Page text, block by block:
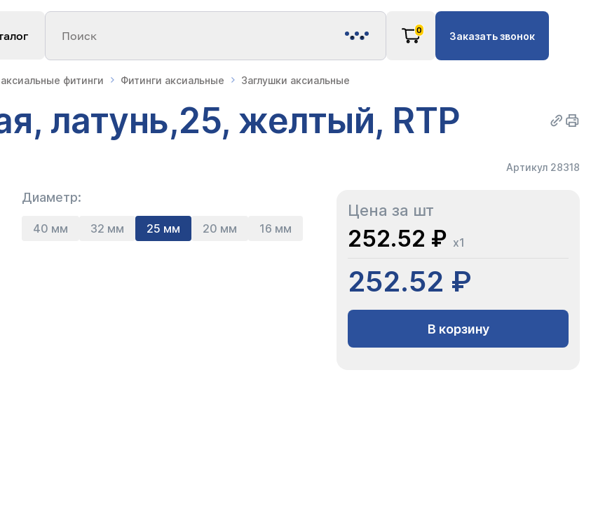
Поиск 0 Заказать звонок
фитинги Фитинги аксиальные Заглушки аксиальные
латунь,25, желтый, RTP
Артикул 28318
Диаметр:
40 мм 32 мм 25 мм 20 мм 16 мм
Цена за шт
252.52 ₽ x1
252.52 ₽
В корзину